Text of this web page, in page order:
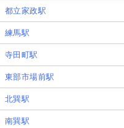
都立家政駅
練馬駅
寺田町駅
東部市場前駅
北巽駅
南巽駅